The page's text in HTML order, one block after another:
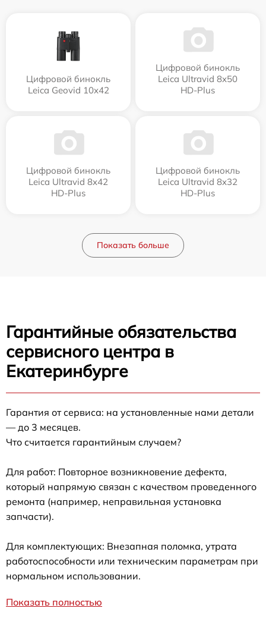
Цифровой бинокль
Leica Geovid 10x42
Цифровой бинокль
Leica Ultravid 8x50
HD-Plus
Цифровой бинокль
Leica Ultravid 8x42
HD-Plus
Цифровой бинокль
Leica Ultravid 8x32
HD-Plus
Показать больше
Гарантийные обязательства
сервисного центра в
Екатеринбурге
Гарантия от сервиса: на установленные нами детали
— до 3 месяцев.
Что считается гарантийным случаем?
Для работ: Повторное возникновение дефекта,
который напрямую связан с качеством проведенного
ремонта (например, неправильная установка
запчасти).
Для комплектующих: Внезапная поломка, утрата
работоспособности или техническим параметрам при
нормальном использовании.
Показать полностью